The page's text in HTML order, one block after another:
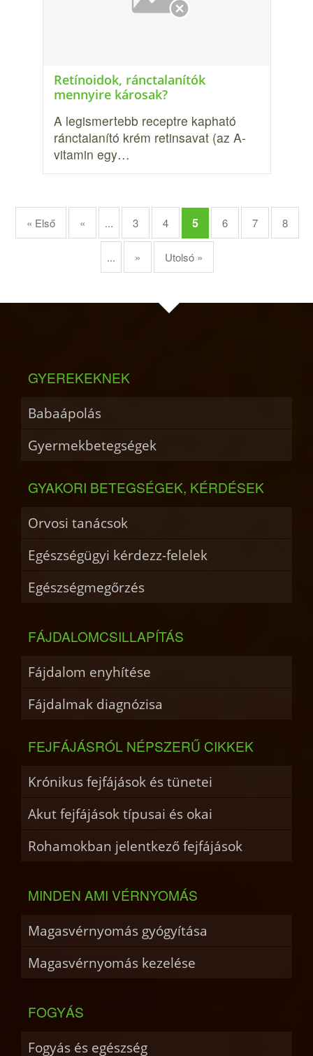
Retínoidok, ránctalanítók
mennyire károsak?
A legismertebb receptre kapható
ránctalanító krém retinsavat (az A-
vitamin egy…
« Első « ... 3 4 5 6 7 8
... » Utolsó »
GYEREKEKNEK
Babaápolás
Gyermekbetegségek
GYAKORI BETEGSÉGEK, KÉRDÉSEK
Orvosi tanácsok
Egészségügyi kérdezz-felelek
Egészségmegőrzés
FÁJDALOMCSILLAPÍTÁS
Fájdalom enyhítése
Fájdalmak diagnózisa
FEJFÁJÁSRÓL NÉPSZERŰ CIKKEK
Krónikus fejfájások és tünetei
Akut fejfájások típusai és okai
Rohamokban jelentkező fejfájások
MINDEN AMI VÉRNYOMÁS
Magasvérnyomás gyógyítása
Magasvérnyomás kezelése
FOGYÁS
Fogyás és egészség